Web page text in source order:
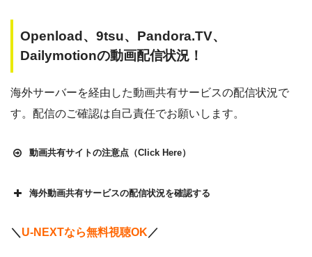
Openload、9tsu、Pandora.TV、
Dailymotionの動画配信状況！
海外サーバーを経由した動画共有サービスの配信状況で
す。配信のご確認は自己責任でお願いします。
動画共有サイトの注意点（Click Here）
イトで配信されている動画は、著作権法や象徴権を侵害して
海外動画共有サービスの配信状況を確認する
＼ U-NEXTなら無料視聴OK ／